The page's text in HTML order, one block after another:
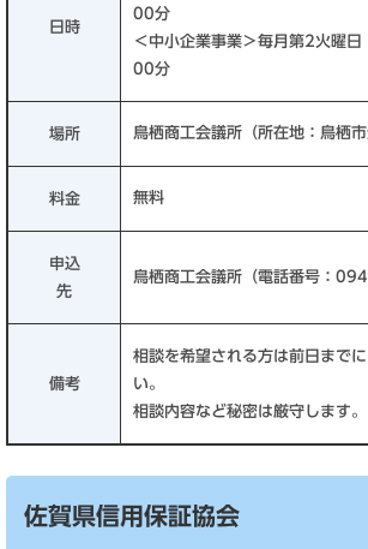
日時
00分
＜中小企業事業＞毎月第2火曜
00分
場所 鳥栖商工会議所（所在地：鳥栖
料金 無料
申込
先
鳥栖商工会議所（電話番号：
備考
相談を希望される方は前日まで
い。
相談内容など秘密は厳守します。
佐賀県信用保証協会